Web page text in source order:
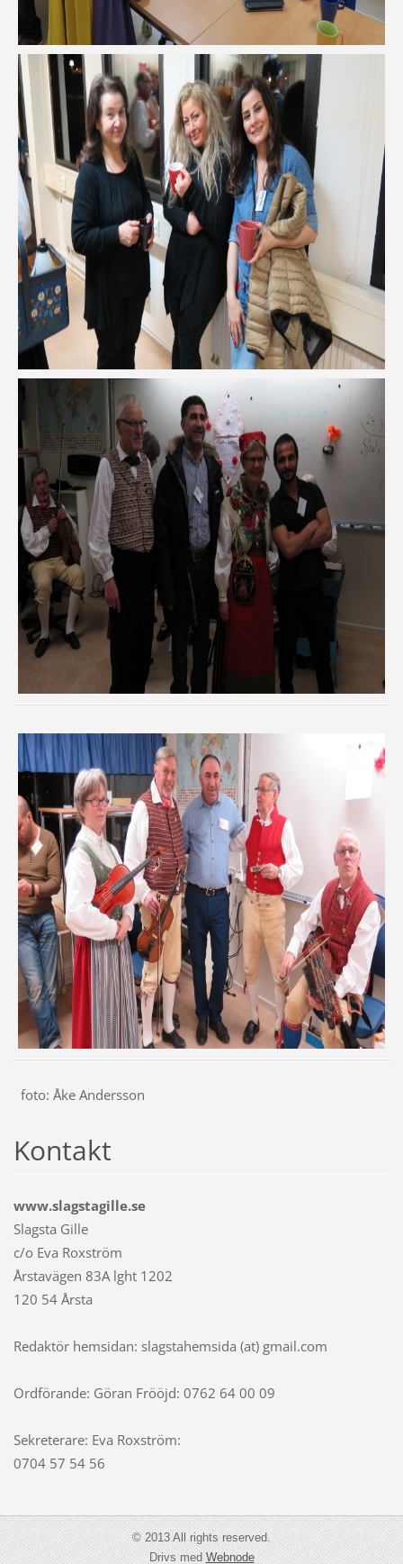
foto: Åke Andersson
Kontakt
www.slagstagille.se
Slagsta Gille
c/o Eva Roxström
Årstavägen 83A lght 1202
120 54 Årsta
Redaktör hemsidan: slagstahemsida (at) gmail.com
Ordförande: Göran Frööjd: 0762 64 00 09
Sekreterare: Eva Roxström:
0704 57 54 56
© 2013 All rights reserved.
Drivs medWebnode